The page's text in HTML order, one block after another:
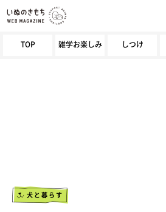
TOP 雑学お楽しみ しつけ
犬と暮らす